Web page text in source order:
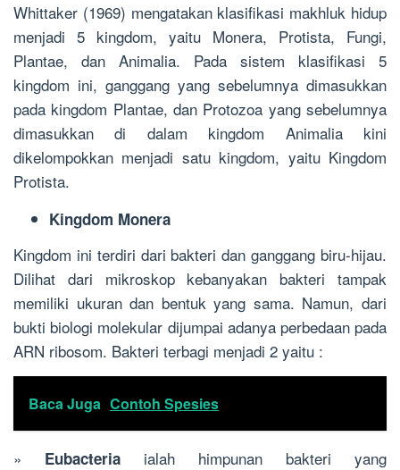
Whittaker (1969) mengatakan klasifikasi makhluk hidup
menjadi 5 kingdom, yaitu Monera, Protista, Fungi,
Plantae, dan Animalia. Pada sistem klasifikasi 5
kingdom ini, ganggang yang sebelumnya dimasukkan
pada kingdom Plantae, dan Protozoa yang sebelumnya
dimasukkan di dalam kingdom Animalia kini
dikelompokkan menjadi satu kingdom, yaitu Kingdom
Protista.
Kingdom Monera
Kingdom ini terdiri dari bakteri dan ganggang biru-hijau.
Dilihat dari mikroskop kebanyakan bakteri tampak
memiliki ukuran dan bentuk yang sama. Namun, dari
bukti biologi molekular dijumpai adanya perbedaan pada
ARN ribosom. Bakteri terbagi menjadi 2 yaitu :
Baca Juga Contoh Spesies
» Eubacteria ialah himpunan bakteri yang